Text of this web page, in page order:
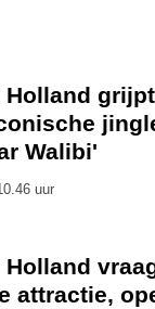
Holland
Walibi'
uur
Holland
attractie,